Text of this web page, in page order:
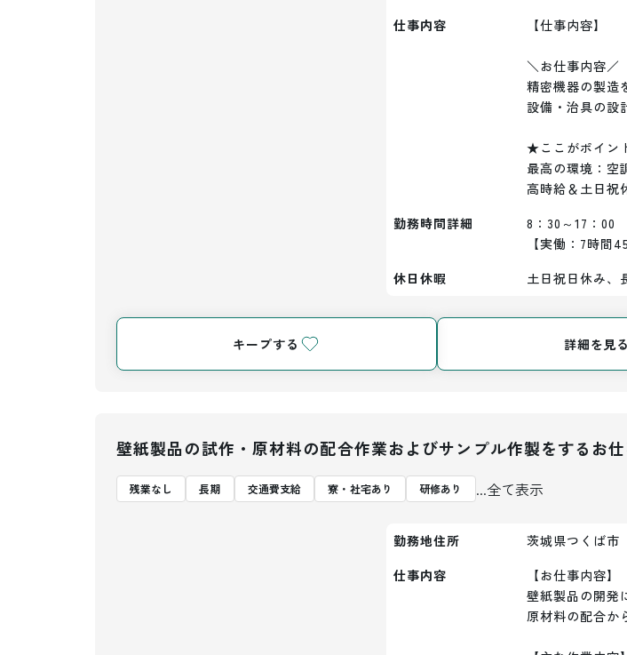
仕事内容
【仕事内容】
＼お仕事内容／
精密機器の製造
設備・治具の設
★ここがポイン
最高の環境：空
高時給＆土日祝
勤務時間詳細
8：30～17：00
【実働：7時間
休日休暇
土日祝日休み、
キープする 詳細を見る
壁紙製品の試作・原材料の配合作業およびサンプル作製をするお
残業なし 長期 交通費支給 寮・社宅あり 研修あり ...全て表示
勤務地住所
茨城県つくば市
仕事内容
【お仕事内容】
壁紙製品の開発
原材料の配合か